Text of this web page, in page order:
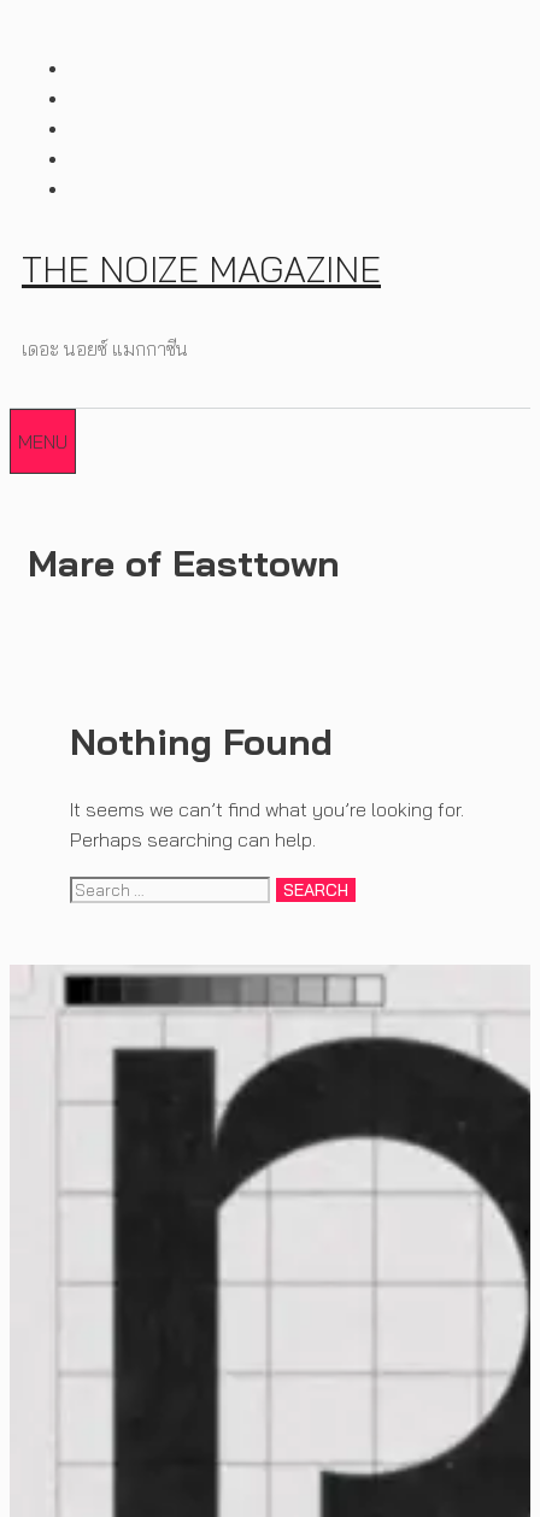
THE NOIZE MAGAZINE
เดอะ นอยซ์ แมกกาซีน
MENU
Mare of Easttown
Nothing Found
It seems we can’t find what you’re looking for.
Perhaps searching can help.
Search